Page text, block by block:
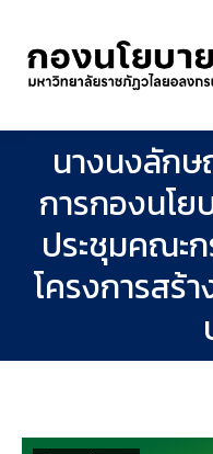
นางนงลัก
การกองนโย
ประชุมคณะ
โครงการสร้